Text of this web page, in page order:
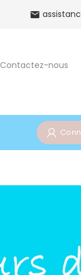

Contactez-nous